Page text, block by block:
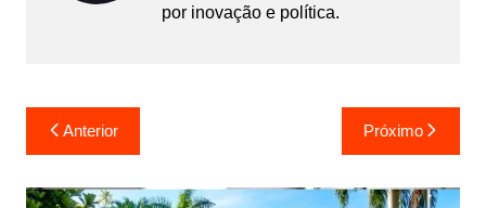
por inovação e política.
Navegação
de
Post
Anterior Próximo